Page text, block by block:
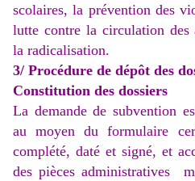
scolaires, la prévention des
lutte contre la circulation des
la radicalisation.
3/ Procédure de dépôt des
Constitution des dossiers
La demande de subvention
au moyen du formulaire
complété, daté et signé, et
des pièces administratives